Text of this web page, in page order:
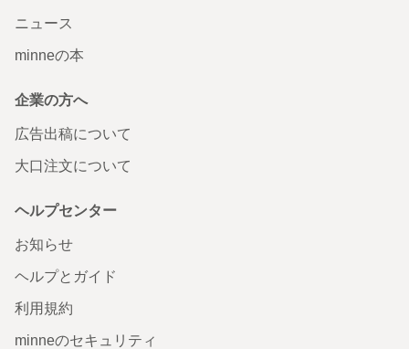
ニュース
minneの本
企業の方へ
広告出稿について
大口注文について
ヘルプセンター
お知らせ
ヘルプとガイド
利用規約
minneのセキュリティ